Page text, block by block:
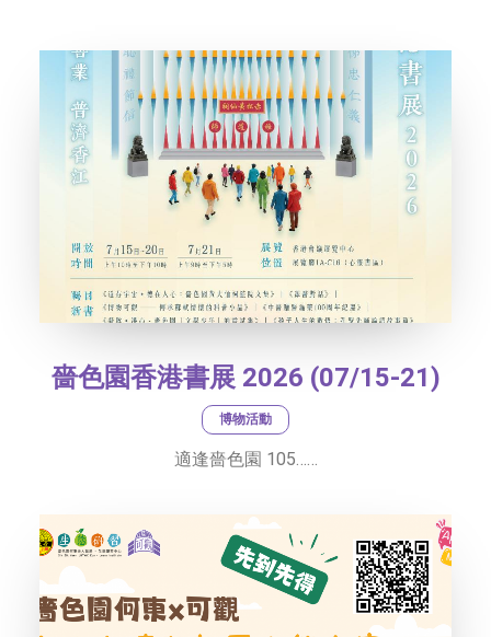
社交平台
嗇色園香港書展 2026 (07/15-21)
博物活動
適逢嗇色園 105……